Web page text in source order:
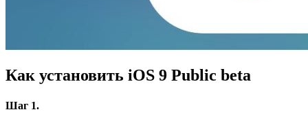
Как установить iOS 9 Public beta
Шаг 1.